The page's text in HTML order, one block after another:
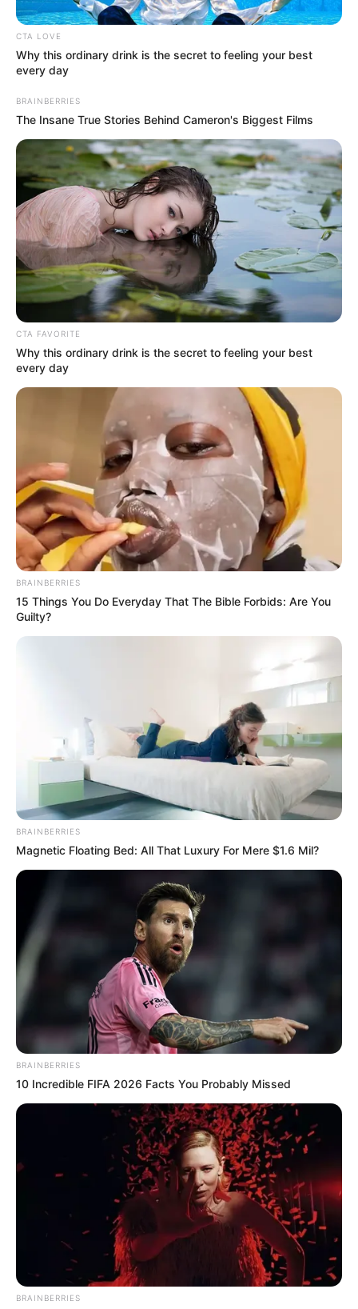
Ultiman a d0s
amig0s y los
enti3rran en
carretera cerc…ver
mas
10 January, 2026 byadmin
Ultiman a d0s
amig0s y los
carretera cerc…ver
mas
CTA LOVE
Why this ordinary drink is the secret to feeling your best
every day
BRAINBERRIES
The Insane True Stories Behind Cameron's Biggest Films
CTA FAVORITE
Why this ordinary drink is the secret to feeling your best
every day
BRAINBERRIES
15 Things You Do Everyday That The Bible Forbids: Are You
Guilty?
BRAINBERRIES
Magnetic Floating Bed: All That Luxury For Mere $1.6 Mil?
BRAINBERRIES
10 Incredible FIFA 2026 Facts You Probably Missed
BRAINBERRIES